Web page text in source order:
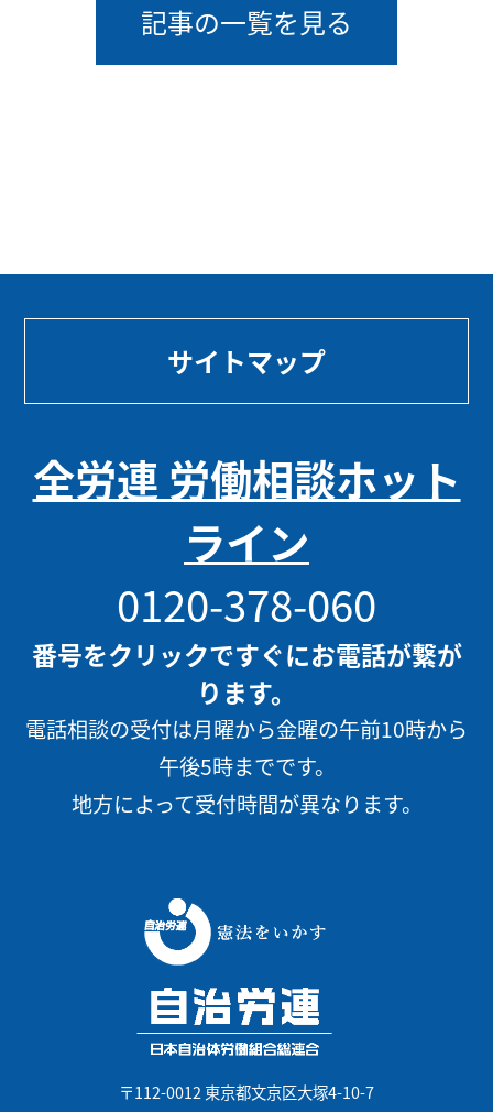
記事の一覧を見る
サイトマップ
全労連 労働相談ホット
ライン
0120-378-060
番号をクリックですぐにお電話が繋が
ります。
電話相談の受付は月曜から金曜の午前10時から
午後5時までです。
地方によって受付時間が異なります。
〒112-0012 東京都文京区大塚4-10-7